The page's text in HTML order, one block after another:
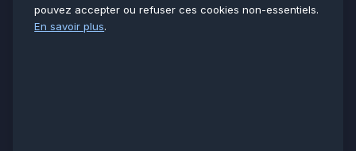
Voir toutes les villes →
pouvez accepter ou refuser ces cookies non-essentiels.
En savoir plus.